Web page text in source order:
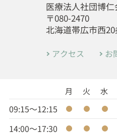
医療法人社団博
〒080-2470
北海道帯広市西
アクセス お
月 火 水
09:15～12:15
14:00～17:30